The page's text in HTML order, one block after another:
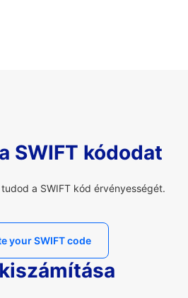
SWIFT kódodat
a SWIFT kód érvényességét.
your SWIFT code